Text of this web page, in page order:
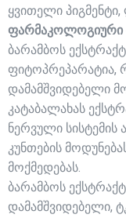
ყვითელი პიგმენტი,
ფარმაკოლოგიური
ბარამბოს
ფიტოპრეპარატია,
დამამშვიდებელი
კატაბალახას
ნერვული სისტემის
კუნთების
მოქმედებას.
ბარამბოს
დამამშვიდებელი,